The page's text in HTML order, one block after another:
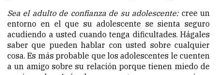
Sea el adulto de confianza de su adolescente:cree un
entorno en el que su adolescente se sienta seguro
acudiendo a usted cuando tenga dificultades. Hágales
saber que pueden hablar con usted sobre cualquier
cosa. Es más probable que los adolescentes le cuenten
a un amigo sobre su relación porque tienen miedo de